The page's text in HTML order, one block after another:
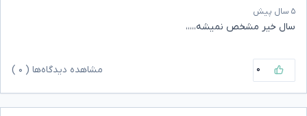
۵ سال پیش
سال خیر مشخص نمیشه،،،،،
۰ مشاهده دیدگاه‌ها ( ۰